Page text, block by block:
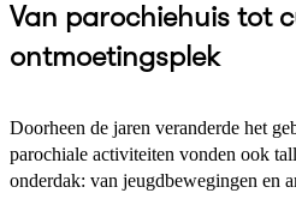
Van parochiehuis tot
ontmoetingsplek
Doorheen de jaren veranderde het
parochiale activiteiten vonden ook
onderdak: van jeugdbewegingen en